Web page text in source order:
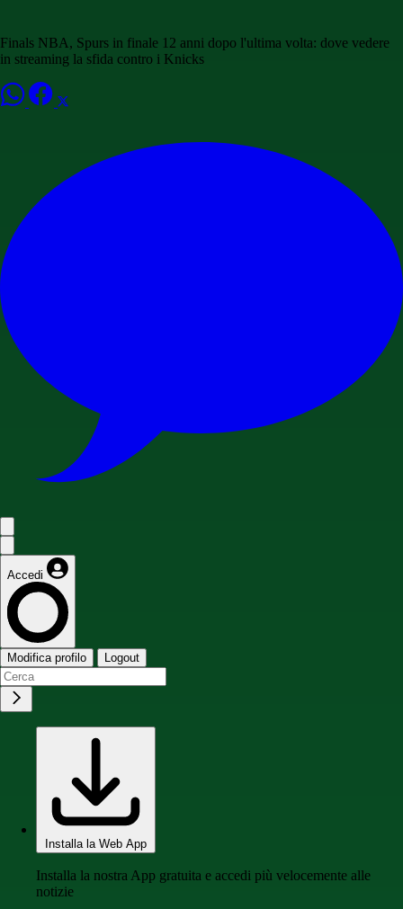
Finals NBA, Spurs in finale 12 anni dopo l'ultima volta: dove vedere
in streaming la sfida contro i Knicks
Accedi
Modifica profilo Logout
Installa la Web App
Installa la nostra App gratuita e accedi più velocemente alle
notizie